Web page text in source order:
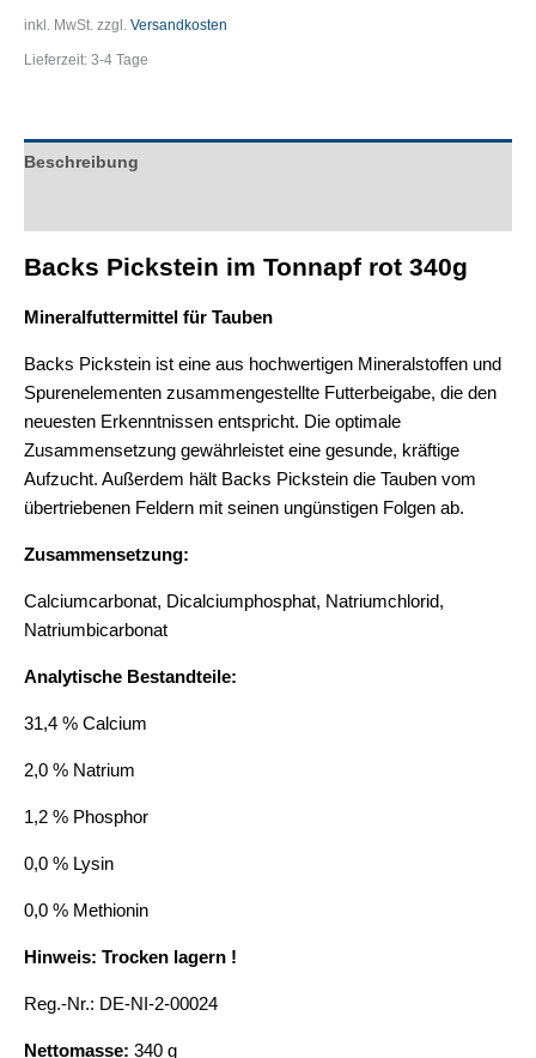
inkl. MwSt. zzgl. Versandkosten
Lieferzeit: 3-4 Tage
Beschreibung
Backs Pickstein im Tonnapf rot 340g
Mineralfuttermittel für Tauben
Backs Pickstein ist eine aus hochwertigen Mineralstoffen und
Spurenelementen zusammengestellte Futterbeigabe, die den
neuesten Erkenntnissen entspricht. Die optimale
Zusammensetzung gewährleistet eine gesunde, kräftige
Aufzucht. Außerdem hält Backs Pickstein die Tauben vom
übertriebenen Feldern mit seinen ungünstigen Folgen ab.
Zusammensetzung:
Calciumcarbonat, Dicalciumphosphat, Natriumchlorid,
Natriumbicarbonat
Analytische Bestandteile:
31,4 % Calcium
2,0 % Natrium
1,2 % Phosphor
0,0 % Lysin
0,0 % Methionin
Hinweis: Trocken lagern !
Reg.-Nr.: DE-NI-2-00024
Nettomasse: 340 g